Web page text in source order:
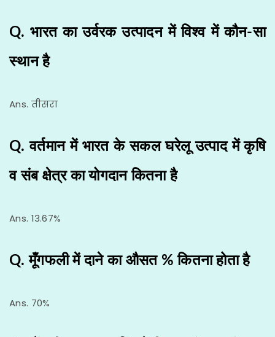
Q. भारत का उर्वरक उत्पादन में विश्व में कौन-सा
स्थान है
Ans. तीसरा
Q. वर्तमान में भारत के सकल घरेलू उत्पाद में कृषि
व संब क्षेत्र का योगदान कितना है
Ans. 13.67%
Q. मूँगफली में दाने का औसत % कितना होता है
Ans. 70%